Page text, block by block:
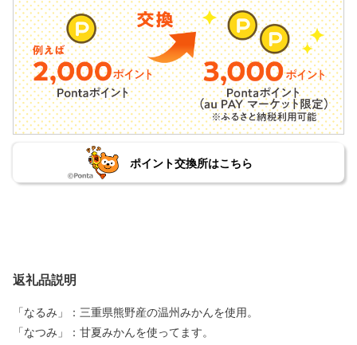
ポイント交換所はこちら
返礼品説明
「なるみ」：三重県熊野産の温州みかんを使用。
「なつみ」：甘夏みかんを使ってます。